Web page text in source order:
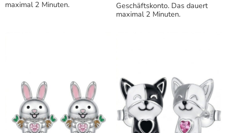
maximal 2 Minuten.
Geschäftskonto. Das dauert
maximal 2 Minuten.